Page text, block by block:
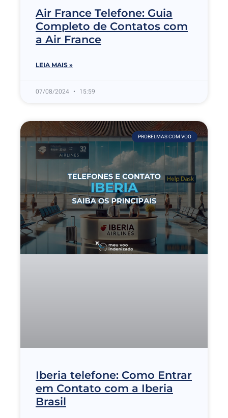
Air France Telefone: Guia
Completo de Contatos com
a Air France
LEIA MAIS »
07/08/2024 15:59
PROBELMAS COM VOO
Iberia telefone: Como Entrar
em Contato com a Iberia
Brasil